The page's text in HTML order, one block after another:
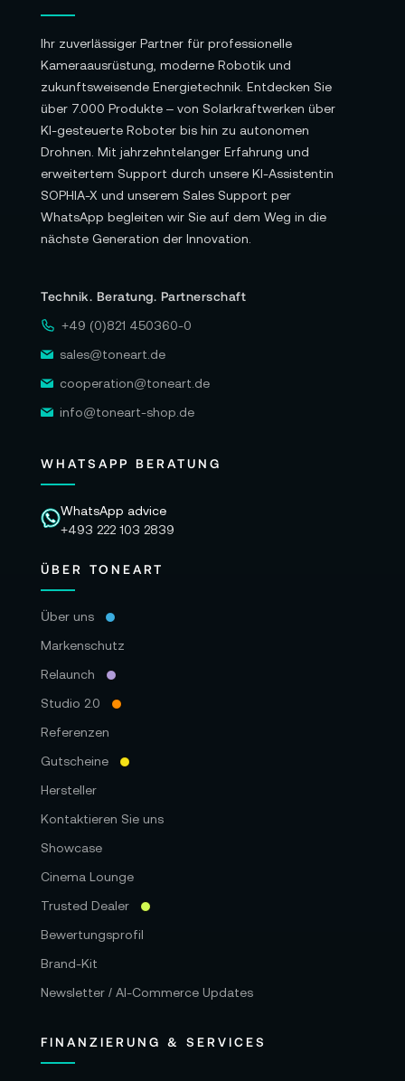
Ihr zuverlässiger Partner für professionelle
Kameraausrüstung, moderne Robotik und
zukunftsweisende Energietechnik. Entdecken Sie
über 7.000 Produkte – von Solarkraftwerken über
KI-gesteuerte Roboter bis hin zu autonomen
Drohnen. Mit jahrzehntelanger Erfahrung und
erweitertem Support durch unsere KI-Assistentin
SOPHIA-X und unserem Sales Support per
WhatsApp begleiten wir Sie auf dem Weg in die
nächste Generation der Innovation.
Technik. Beratung. Partnerschaft
+49 (0)821 450360-0
sales@toneart.de
cooperation@toneart.de
info@toneart-shop.de
WHATSAPP BERATUNG
WhatsApp advice
+493 222 103 2839
ÜBER TONEART
Über uns
Markenschutz
Relaunch
Studio 2.0
Referenzen
Gutscheine
Hersteller
Kontaktieren Sie uns
Showcase
Cinema Lounge
Trusted Dealer
Bewertungsprofil
Brand-Kit
Newsletter / AI-Commerce Updates
FINANZIERUNG & SERVICES